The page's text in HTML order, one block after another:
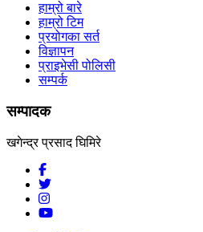
हाम्रो बारे
हाम्रो टिम
प्रयोगका सर्त
विज्ञापन
प्राइभेसी पोलिसी
सम्पर्क
सम्पादक
खगेन्द्र प्रसाद घिमिरे